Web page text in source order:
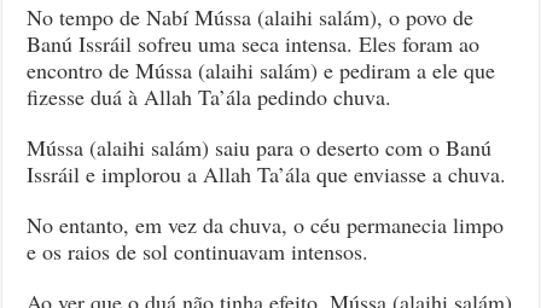
No tempo de Nabí Mússa (alaihi salám), o povo de
Banú Issráil sofreu uma seca intensa. Eles foram ao
encontro de Mússa (alaihi salám) e pediram a ele que
fizesse duá à Allah Ta’ála pedindo chuva.
Mússa (alaihi salám) saiu para o deserto com o Banú
Issráil e implorou a Allah Ta’ála que enviasse a chuva.
No entanto, em vez da chuva, o céu permanecia limpo
e os raios de sol continuavam intensos.
Ao ver que o duá não tinha efeito, Mússa (alaihi salám)